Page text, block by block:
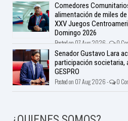
Comedores
alimentación de miles
XXV Juegos
Domingo 2026
Posted on 07 Aug 2026 - 0
Senador Gustavo Lara
participación societaria,
GESPRO
Posted on 07 Aug 2026 - 0